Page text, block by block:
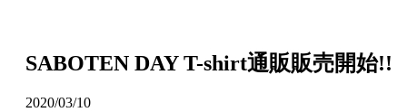
SABOTEN DAY T-shirt通販販売開始!!
2020/03/10